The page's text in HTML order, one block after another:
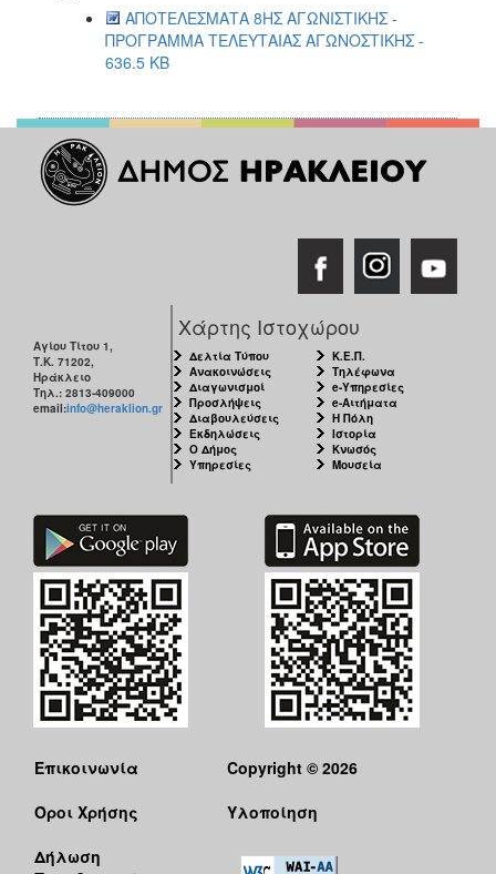
ΑΠΟΤΕΛΕΣΜΑΤΑ 8ΗΣ ΑΓΩΝΙΣΤΙΚΗΣ -
ΠΡΟΓΡΑΜΜΑ ΤΕΛΕΥΤΑΙΑΣ ΑΓΩΝΟΣΤΙΚΗΣ -
636.5 KB
Αγίου Τίτου 1,
Τ.Κ. 71202,
Ηράκλειο
Τηλ.: 2813-409000
email:info@heraklion.gr
Χάρτης Ιστοχώρου
Δελτία Τύπου
Ανακοινώσεις
Διαγωνισμοί
Προσλήψεις
Διαβουλεύσεις
Εκδηλώσεις
Ο Δήμος
Υπηρεσίες
Κ.Ε.Π.
Τηλέφωνα
e-Υπηρεσίες
e-Αιτήματα
Η Πόλη
Ιστορία
Κνωσός
Μουσεία
Επικοινωνία
Όροι Χρήσης
Δήλωση
Copyright © 2026
Υλοποίηση